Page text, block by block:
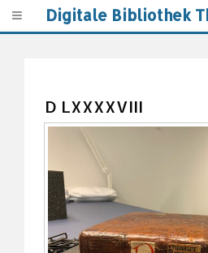
Digitale Bibliothek
D LXXXXVIII